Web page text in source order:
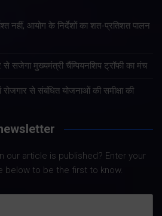
नहीं, आयोग के निर्देशों का शत-प्रतिशत पालन
सजेगा मुख्यमंत्री चैंम्पियनशिप ट्रॉफी का मंच
से संबंधित योजनाओं की समीक्षा की
our article is published? Enter your
below to be the first to know.